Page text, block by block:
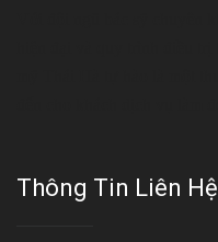
Thông Tin Liên Hệ